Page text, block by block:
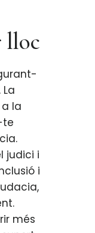
lloc
la
te
judici i
i
més